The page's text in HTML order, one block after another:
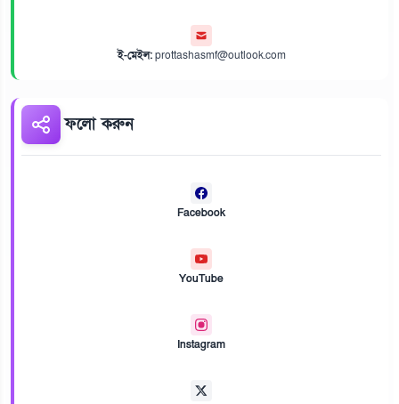
ই-মেইল:prottashasmf@outlook.com
ফলো করুন
Facebook
YouTube
Instagram